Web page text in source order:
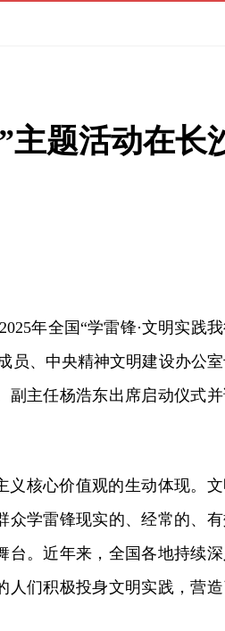
主题活动在长
年全国“学雷锋·文明实践
员、中央精神文明建设办公
副主任杨浩东出席启动仪式
义核心价值观的生动体现。
众学雷锋现实的、经常的、
台。近年来，全国各地持续
人们积极投身文明实践，营